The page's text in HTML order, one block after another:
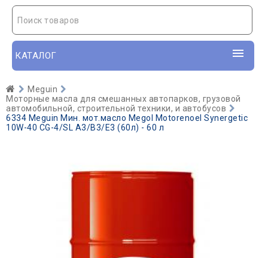
Поиск товаров
КАТАЛОГ
Meguin
Моторные масла для смешанных автопарков, грузовой
автомобильной, строительной техники, и автобусов
6334 Meguin Мин. мот.масло Megol Motorenoel Synergetic
10W-40 CG-4/SL A3/B3/E3 (60л) - 60 л